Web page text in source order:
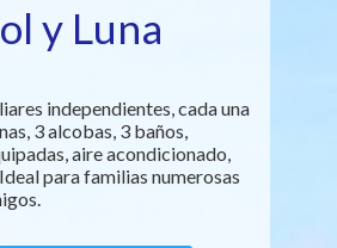
y Luna
independientes, cada una
3 alcobas, 3 baños,
aire acondicionado,
para familias numerosas